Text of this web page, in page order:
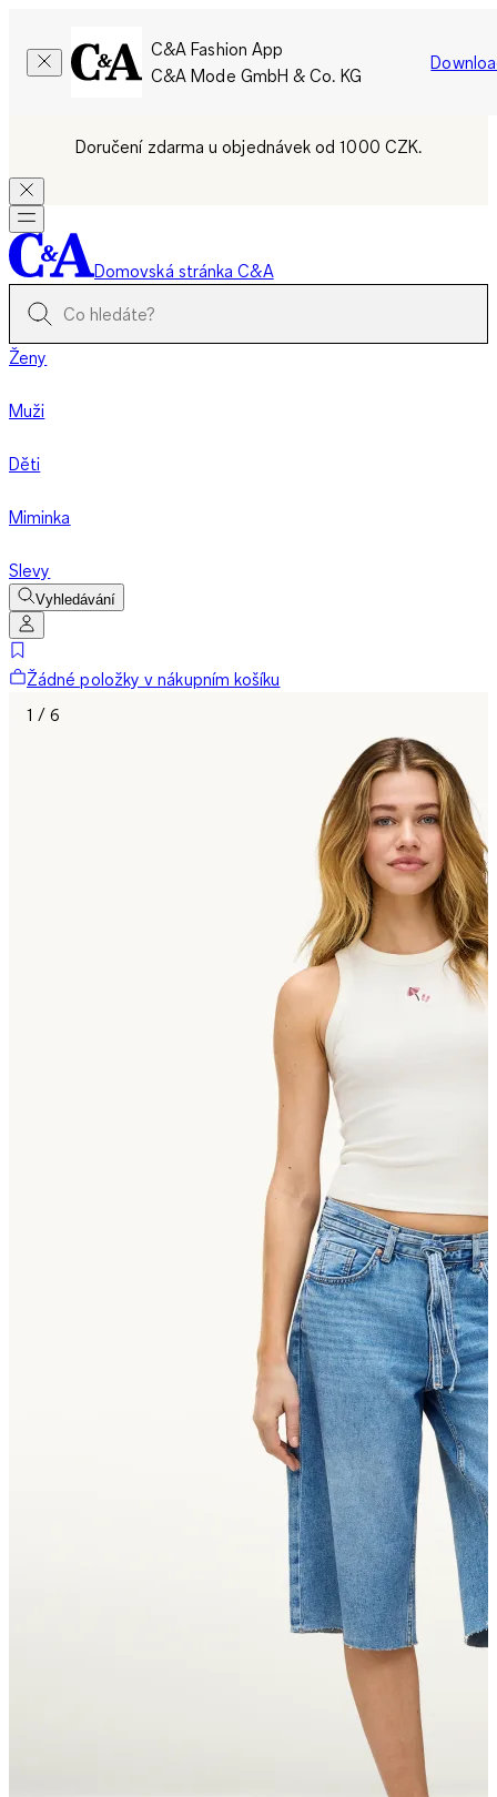
C&A Fashion App
C&A Mode GmbH & Co. KG
Doručení zdarma u objednávek od 1000 CZK.
Domovská stránka C&A
Ženy
Muži
Děti
Miminka
Slevy
Vyhledávání
Žádné položky v nákupním košíku
1 / 6